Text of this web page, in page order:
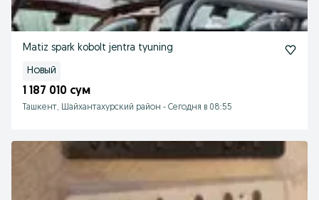
Matiz spark kobolt jentra tyuning
Новый
1 187 010 сум
Ташкент, Шайхантахурский район - Сегодня в 08:55